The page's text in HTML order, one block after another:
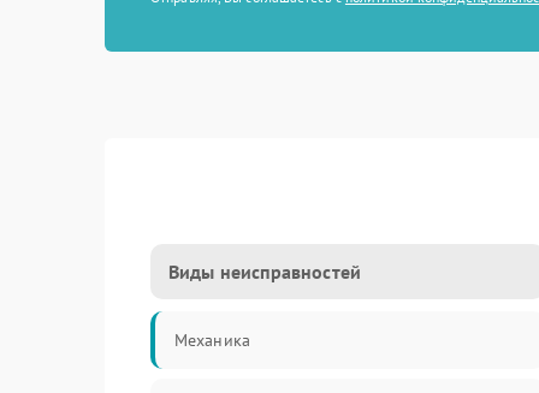
Виды неисправностей
Механика